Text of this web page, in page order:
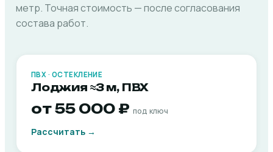
метр. Точная стоимость — после согласования
состава работ.
ПВХ · ОСТЕКЛЕНИЕ
Лоджия ≈3 м, ПВХ
от 55 000 ₽ под ключ
Рассчитать →